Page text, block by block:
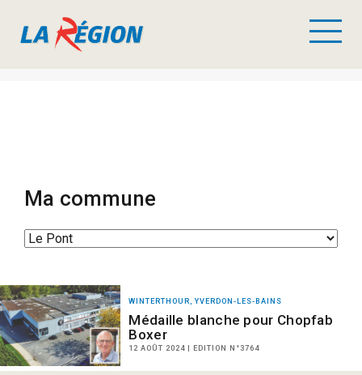
Ma commune
WINTERTHOUR, YVERDON-LES-BAINS
Médaille blanche pour Chopfab
Boxer
12 AOÛT 2024 | EDITION N°3764